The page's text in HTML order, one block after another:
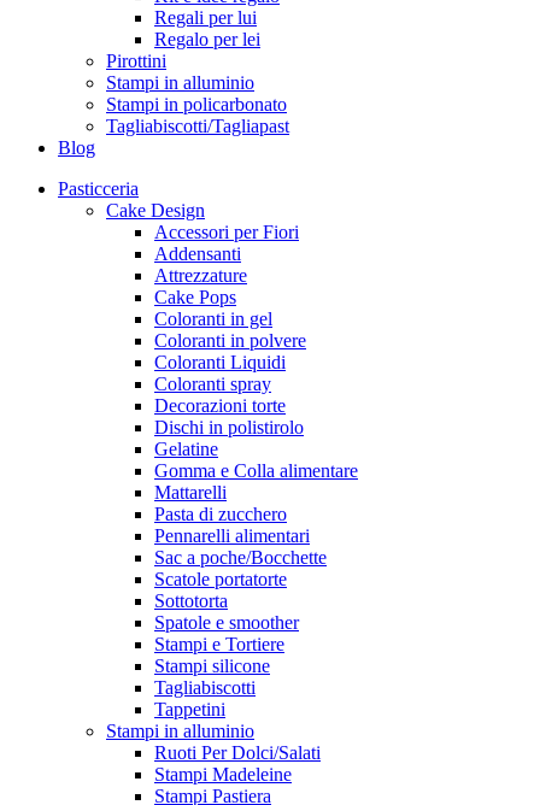
Regali per lui
Regalo per lei
Pirottini
Stampi in alluminio
Stampi in policarbonato
Tagliabiscotti/Tagliapast
Blog
Pasticceria
Cake Design
Accessori per Fiori
Addensanti
Attrezzature
Cake Pops
Coloranti in gel
Coloranti in polvere
Coloranti Liquidi
Coloranti spray
Decorazioni torte
Dischi in polistirolo
Gelatine
Gomma e Colla alimentare
Mattarelli
Pasta di zucchero
Pennarelli alimentari
Sac a poche/Bocchette
Scatole portatorte
Sottotorta
Spatole e smoother
Stampi e Tortiere
Stampi silicone
Tagliabiscotti
Tappetini
Stampi in alluminio
Ruoti Per Dolci/Salati
Stampi Madeleine
Stampi Pastiera